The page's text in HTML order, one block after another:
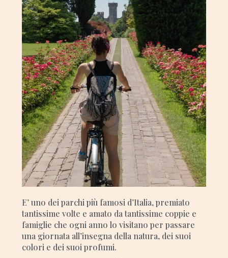
E’ uno dei parchi più famosi d’Italia, premiato
tantissime volte e amato da tantissime coppie e
famiglie che ogni anno lo visitano per passare
una giornata all’insegna della natura, dei suoi
colori e dei suoi profumi.